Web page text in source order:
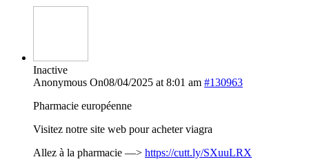
Inactive
Anonymous On08/04/2025 at 8:01 am #130963
Pharmacie européenne
Visitez notre site web pour acheter viagra
Allez à la pharmacie —> https://cutt.ly/SXuuLRX